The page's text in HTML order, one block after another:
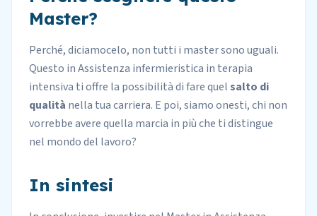
Master?
Perché, diciamocelo, non tutti i master sono uguali.
Questo in Assistenza infermieristica in terapia
intensiva ti offre la possibilità di fare quelsalto di
qualità nella tua carriera. E poi, siamo onesti, chi non
vorrebbe avere quella marcia in più che ti distingue
nel mondo del lavoro?
In sintesi